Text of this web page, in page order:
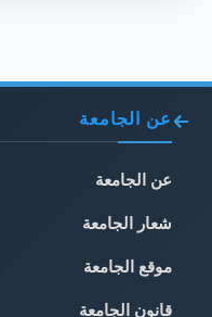
عن الجامعة
عن الجامعة
شعار الجامعة
موقع الجامعة
قانون الجامعة